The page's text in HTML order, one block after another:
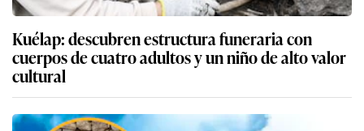
Kuélap: descubren estructura funeraria con
cuerpos de cuatro adultos y un niño de alto valor
cultural